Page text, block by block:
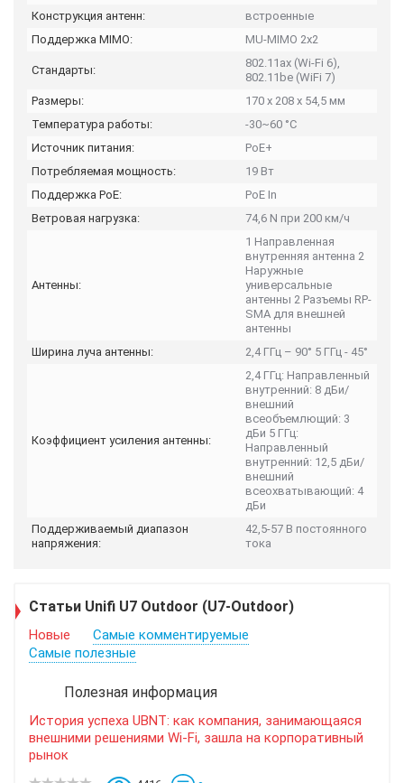
Конструкция антенн:
встроенные
Поддержка MIMO:
MU-MIMO 2x2
Стандарты:
802.11ax (Wi-Fi 6),
802.11be (WiFi 7)
Размеры:
170 x 208 x 54,5 мм
Температура работы:
-30~60 °C
Источник питания:
PoE+
Потребляемая мощность:
19 Вт
Поддержка PoE:
PoE In
Ветровая нагрузка:
74,6 N при 200 км/ч
Антенны:
1 Направленная
внутренняя антенна 2
Наружные
универсальные
антенны 2 Разъемы RP-
SMA для внешней
антенны
Ширина луча антенны:
2,4 ГГц – 90° 5 ГГц - 45°
Коэффициент усиления антенны:
2,4 ГГц: Направленный
внутренний: 8 дБи/
внешний
всеобъемлющий: 3
дБи 5 ГГц:
Направленный
внутренний: 12,5 дБи/
внешний
всеохватывающий: 4
дБи
Поддерживаемый диапазон
напряжения:
42,5-57 В постоянного
тока
Статьи Unifi U7 Outdoor (U7-Outdoor)
Новые
Самые комментируемые
Самые полезные
Полезная информация
История успеха UBNT: как компания, занимающаяся
внешними решениями Wi-Fi, зашла на корпоративный
рынок